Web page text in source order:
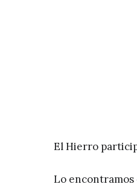
El Hierro
Lo encontramos